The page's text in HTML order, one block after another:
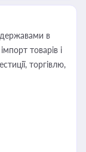
в
товарів і
торгівлю,